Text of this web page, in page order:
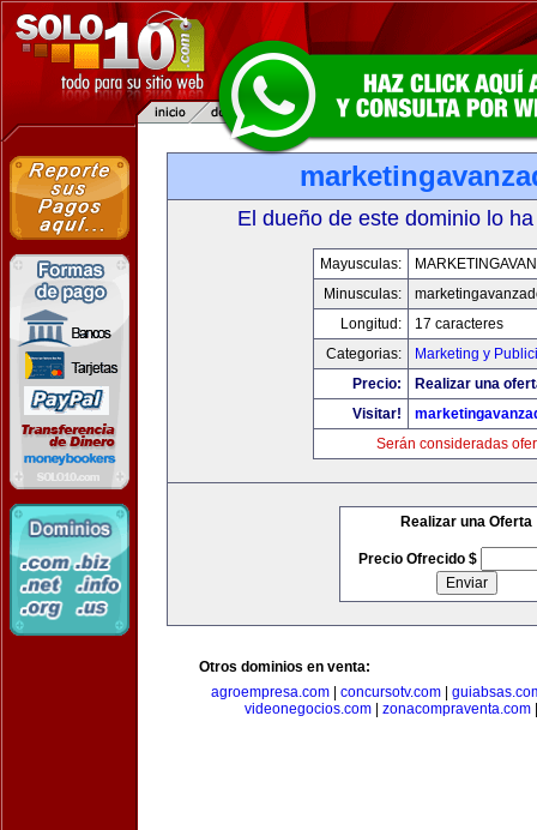
El dueño de este dominio lo
Mayusculas:
Minusculas:
Longitud:
17 caracteres
Categorias:
Marketing y
Precio:
Realizar una
Visitar!
Serán consideradas
Realizar una Oferta
Precio Ofrecido $
Otros dominios en venta:
agroempresa.com
concursotv.com
videonegocios.com
zonacompraventa.com